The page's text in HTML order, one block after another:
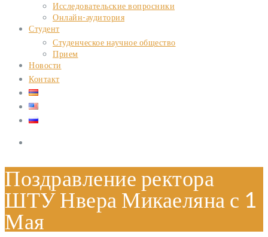
Исследовательские вопросники
Онлайн-аудитория
Студент
Студенческое научное общество
Прием
Новости
Контакт
Поздравление ректора
ШТУ Нвера Микаеляна с 1
Мая